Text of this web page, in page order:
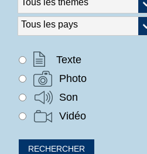
Texte
Photo
Son
Vidéo